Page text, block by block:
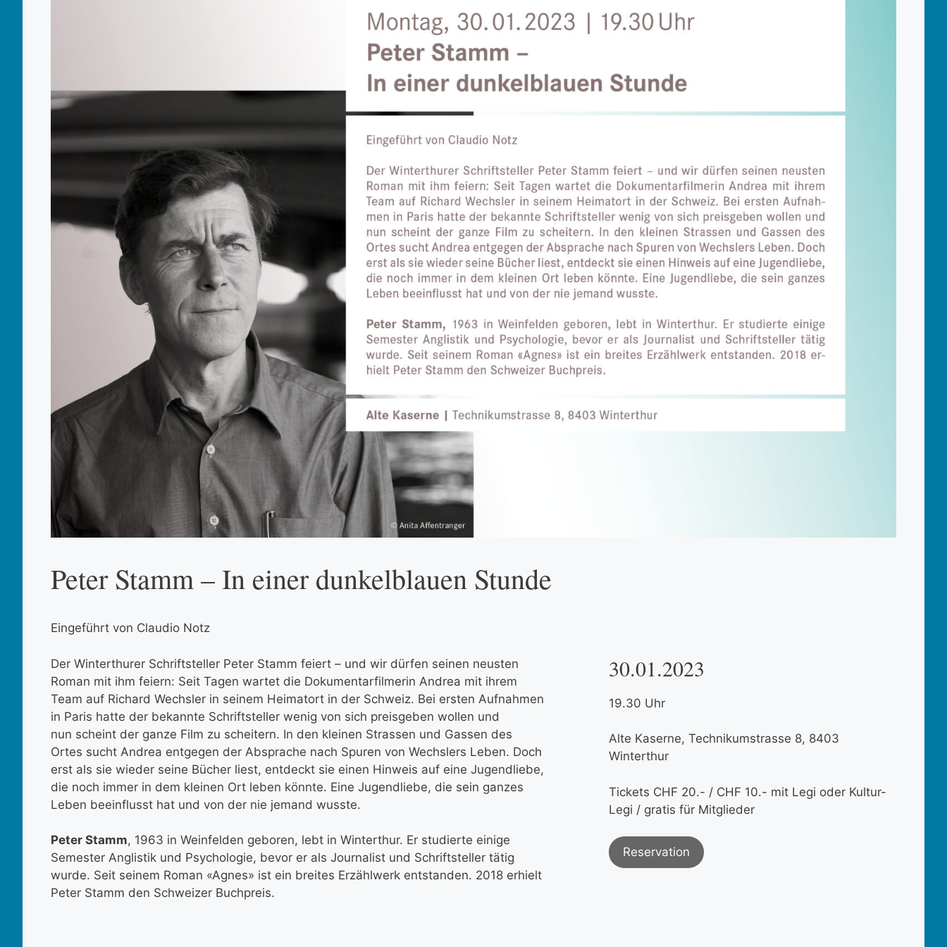
Peter Stamm – In einer dunkelblauen Stunde
Eingeführt von Claudio Notz
Der Winterthurer Schriftsteller Peter Stamm feiert – und wir dürfen seinen neusten
Roman mit ihm feiern: Seit Tagen wartet die Dokumentarfilmerin Andrea mit ihrem
Team auf Richard Wechsler in seinem Heimatort in der Schweiz. Bei ersten Aufnahmen
in Paris hatte der bekannte Schriftsteller wenig von sich preisgeben wollen und
nun scheint der ganze Film zu scheitern. In den kleinen Strassen und Gassen des
Ortes sucht Andrea entgegen der Absprache nach Spuren von Wechslers Leben. Doch
erst als sie wieder seine Bücher liest, entdeckt sie einen Hinweis auf eine Jugendliebe,
die noch immer in dem kleinen Ort leben könnte. Eine Jugendliebe, die sein ganzes
Leben beeinflusst hat und von der nie jemand wusste.
Peter Stamm, 1963 in Weinfelden geboren, lebt in Winterthur. Er studierte einige
Semester Anglistik und Psychologie, bevor er als Journalist und Schriftsteller tätig
wurde. Seit seinem Roman «Agnes» ist ein breites Erzählwerk entstanden. 2018 erhielt
Peter Stamm den Schweizer Buchpreis.
30.01.2023
19.30 Uhr
Alte Kaserne, Technikumstrasse 8, 8403
Winterthur
Tickets CHF 20.- / CHF 10.- mit Legi oder Kultur-
Legi / gratis für Mitglieder
Reservation